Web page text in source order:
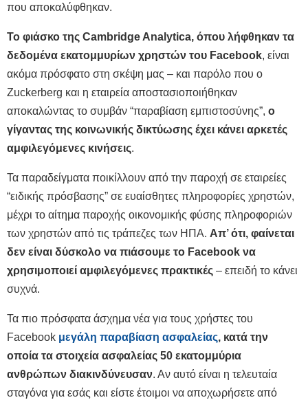
που αποκαλύφθηκαν.
Το φιάσκο της Cambridge Analytica, όπου λήφθηκαν τα
δεδομένα εκατομμυρίων χρηστών του Facebook, είναι
ακόμα πρόσφατο στη σκέψη μας – και παρόλο που ο
Zuckerberg και η εταιρεία αποστασιοποιήθηκαν
αποκαλώντας το συμβάν “παραβίαση εμπιστοσύνης”, ο
γίγαντας της κοινωνικής δικτύωσης έχει κάνει αρκετές
αμφιλεγόμενες κινήσεις.
Τα παραδείγματα ποικίλλουν από την παροχή σε εταιρείες
“ειδικής πρόσβασης” σε ευαίσθητες πληροφορίες χρηστών,
μέχρι το αίτημα παροχής οικονομικής φύσης πληροφοριών
των χρηστών από τις τράπεζες των ΗΠΑ. Απ’ ότι, φαίνεται
δεν είναι δύσκολο να πιάσουμε το Facebook να
χρησιμοποιεί αμφιλεγόμενες πρακτικές – επειδή το κάνει
συχνά.
Τα πιο πρόσφατα άσχημα νέα για τους χρήστες του
Facebook μεγάλη παραβίαση ασφαλείας, κατά την
οποία τα στοιχεία ασφαλείας 50 εκατομμύρια
ανθρώπων διακινδύνευσαν. Αν αυτό είναι η τελευταία
σταγόνα για εσάς και είστε έτοιμοι να αποχωρήσετε από